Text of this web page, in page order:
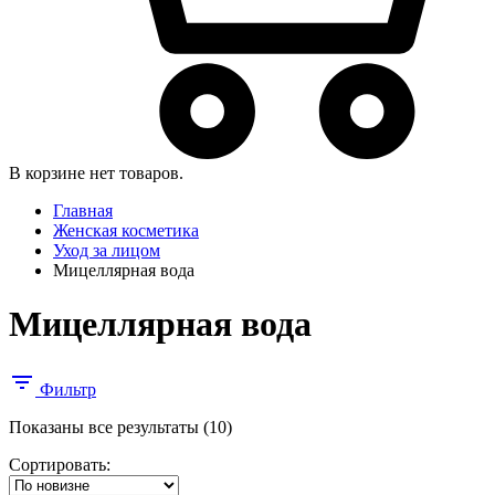
В корзине нет товаров.
Главная
Женская косметика
Уход за лицом
Мицеллярная вода
Мицеллярная вода
Фильтр
Показаны все результаты (10)Сортировка:
Сортировать: